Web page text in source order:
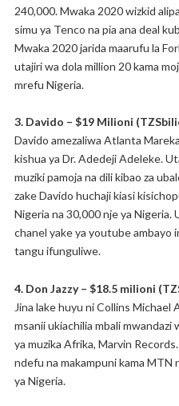
240,000. Mwaka 2020 wizkid
simu ya Tenco na pia ana deal
Mwaka 2020 jarida maarufu la
utajiri wa dola million 20 kama
mrefu Nigeria.
3. Davido – $19 Milioni
Davido amezaliwa Atlanta
kishua ya Dr. Adedeji Adeleke.
muziki pamoja na dili kibao za
zake Davido huchaji kiasi
Nigeria na 30,000 nje ya Nigeria.
chanel yake ya youtube ambayo
tangu ifunguliwe.
4. Don Jazzy – $18.5 milioni
Jina lake huyu ni Collins Michael
msanii ukiachilia mbali mwandazi
ya muzika Afrika, Marvin
ndefu na makampuni kama MTN
ya Nigeria.